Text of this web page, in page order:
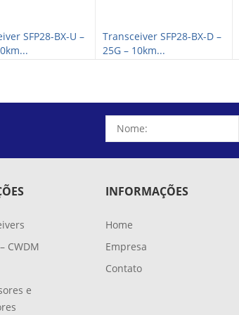
SFP28-BX-U –
Transceiver SFP28-BX-D –
25G – 10km...
CWDM
e
INFORMAÇÕES
Home
Empresa
Contato